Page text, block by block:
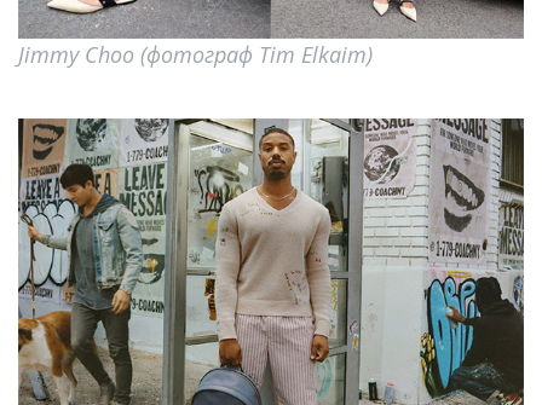
Jimmy Choo (фотограф Tim Elkaim)